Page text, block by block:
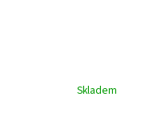
Skladem